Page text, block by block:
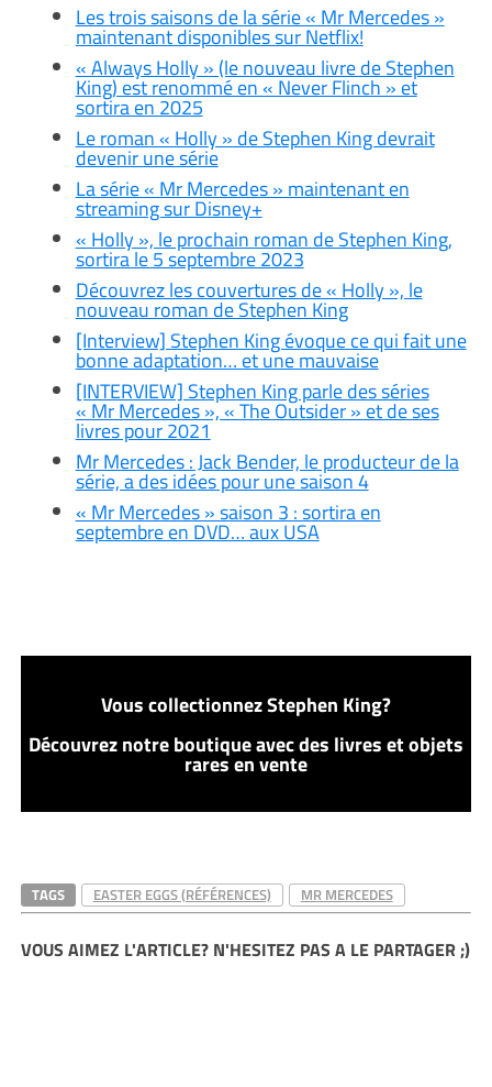
Les trois saisons de la série « Mr Mercedes »
maintenant disponibles sur Netflix!
« Always Holly » (le nouveau livre de Stephen
King) est renommé en « Never Flinch » et
sortira en 2025
Le roman « Holly » de Stephen King devrait
devenir une série
La série « Mr Mercedes » maintenant en
streaming sur Disney+
« Holly », le prochain roman de Stephen King,
sortira le 5 septembre 2023
Découvrez les couvertures de « Holly », le
nouveau roman de Stephen King
[Interview] Stephen King évoque ce qui fait une
bonne adaptation… et une mauvaise
[INTERVIEW] Stephen King parle des séries
« Mr Mercedes », « The Outsider » et de ses
livres pour 2021
Mr Mercedes : Jack Bender, le producteur de la
série, a des idées pour une saison 4
« Mr Mercedes » saison 3 : sortira en
septembre en DVD… aux USA
Vous collectionnez Stephen King?
Découvrez notre boutique avec des livres et objets
rares en vente
TAGS EASTER EGGS (RÉFÉRENCES) MR MERCEDES
VOUS AIMEZ L'ARTICLE? N'HESITEZ PAS A LE PARTAGER ;)